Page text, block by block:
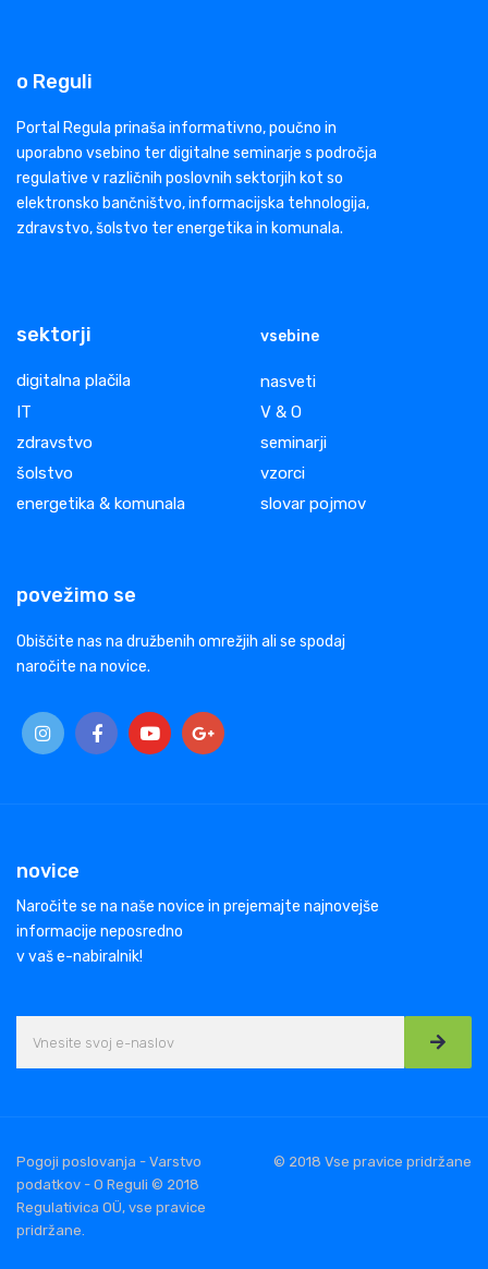
o Reguli
Portal Regula prinaša informativno, poučno in
uporabno vsebino ter digitalne seminarje s področja
regulative v različnih poslovnih sektorjih kot so
elektronsko bančništvo, informacijska tehnologija,
zdravstvo, šolstvo ter energetika in komunala.
sektorji
digitalna plačila
IT
zdravstvo
šolstvo
energetika & komunala
vsebine
nasveti
V & O
seminarji
vzorci
slovar pojmov
povežimo se
Obiščite nas na družbenih omrežjih ali se spodaj
naročite na novice.
novice
Naročite se na naše novice in prejemajte najnovejše
informacije neposredno
v vaš e-nabiralnik!
Pogoji poslovanja - Varstvo
podatkov - O Reguli © 2018
Regulativica OÜ, vse pravice
pridržane.
© 2018 Vse pravice pridržane